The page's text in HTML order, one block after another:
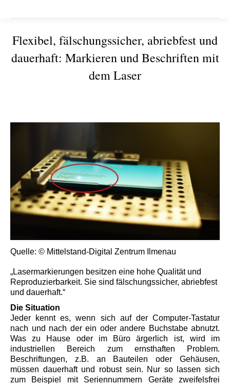
Flexibel, fälschungssicher, abriebfest und
dauerhaft: Markieren und Beschriften mit
dem Laser
Quelle: © Mittelstand-Digital Zentrum Ilmenau
„Lasermarkierungen besitzen eine hohe Qualität und
Reproduzierbarkeit. Sie sind fälschungssicher, abriebfest
und dauerhaft.“
Die Situation
Jeder kennt es, wenn sich auf der Computer-Tastatur
nach und nach der ein oder andere Buchstabe abnutzt.
Was zu Hause oder im Büro ärgerlich ist, wird im
industriellen Bereich zum ernsthaften Problem.
Beschriftungen, z.B. an Bauteilen oder Gehäusen,
müssen dauerhaft und robust sein. Nur so lassen sich
zum Beispiel mit Seriennummern Geräte zweifelsfrei